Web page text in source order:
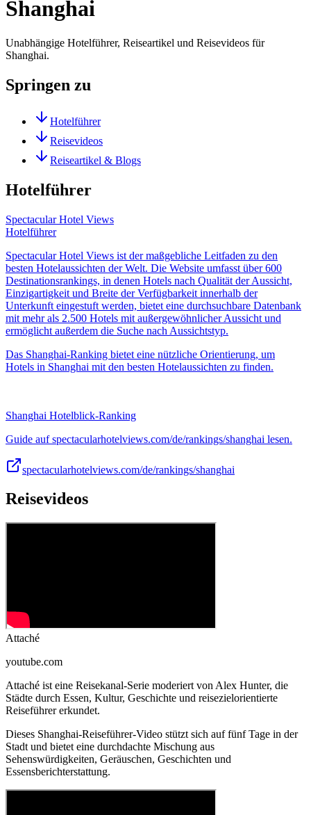
Shanghai
Unabhängige Hotelführer, Reiseartikel und Reisevideos für
Shanghai.
Springen zu
Hotelführer
Reisevideos
Reiseartikel & Blogs
Hotelführer
Spectacular Hotel Views
Hotelführer
Spectacular Hotel Views ist der maßgebliche Leitfaden zu den
besten Hotelaussichten der Welt. Die Website umfasst über 600
Destinationsrankings, in denen Hotels nach Qualität der Aussicht,
Einzigartigkeit und Breite der Verfügbarkeit innerhalb der
Unterkunft eingestuft werden, bietet eine durchsuchbare Datenbank
mit mehr als 2.500 Hotels mit außergewöhnlicher Aussicht und
ermöglicht außerdem die Suche nach Aussichtstyp.
Das Shanghai-Ranking bietet eine nützliche Orientierung, um
Hotels in Shanghai mit den besten Hotelaussichten zu finden.
Shanghai Hotelblick-Ranking
Guide auf spectacularhotelviews.com/de/rankings/shanghai lesen.
spectacularhotelviews.com/de/rankings/shanghai
Reisevideos
Attaché
youtube.com
Attaché ist eine Reisekanal-Serie moderiert von Alex Hunter, die
Städte durch Essen, Kultur, Geschichte und reisezielorientierte
Reiseführer erkundet.
Dieses Shanghai-Reiseführer-Video stützt sich auf fünf Tage in der
Stadt und bietet eine durchdachte Mischung aus
Sehenswürdigkeiten, Geräuschen, Geschichten und
Essensberichterstattung.